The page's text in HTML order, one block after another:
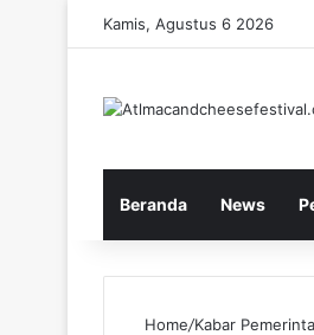
Kamis, Agustus 6 2026
Beranda News
Home/Kabar